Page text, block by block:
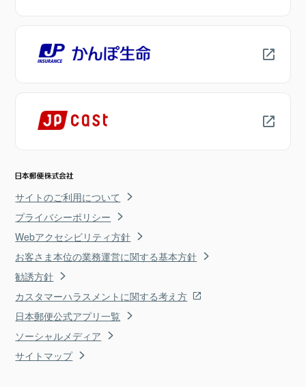
サイトのご利用について
プライバシーポリシー
Webアクセシビリティ方針
お客さま本位の業務運営に関する基本方針
勧誘方針
カスタマーハラスメントに関する考え方
日本郵便公式アプリ一覧
ソーシャルメディア
サイトマップ